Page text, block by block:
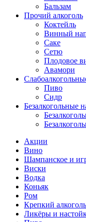
Бальзам
Прочий алкоголь
Коктейль
Винный
Саке
Сетю
Плодовое
Авамори
Пиво
Сидр
Безалкогольные
Акции
Вино
Шампанское и
Виски
Водка
Коньяк
Ром
Крепкий алкоголь
Ликёры и